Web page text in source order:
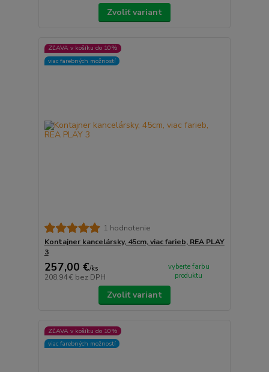
Zvoliť variant
ZĽAVA v košíku do 10%
viac farebných možností
1 hodnotenie
Kontajner kancelársky, 45cm, viac farieb, REA PLAY
3
257,00 €/ks
208,94 € bez DPH
vyberte farbu
produktu
Zvoliť variant
ZĽAVA v košíku do 10%
viac farebných možností